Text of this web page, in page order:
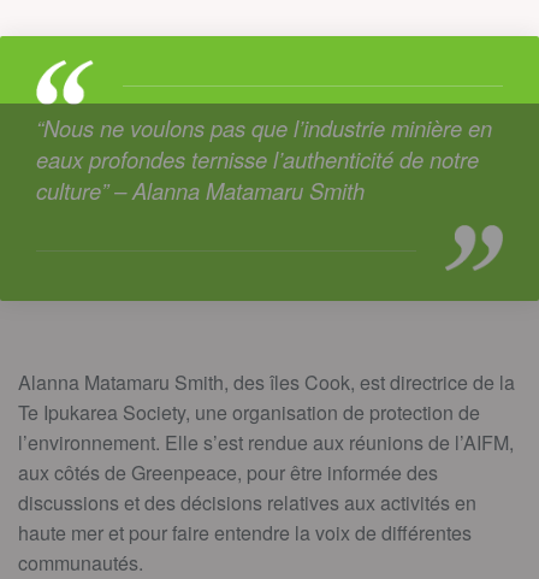
“Nous ne voulons pas que l’industrie minière en
eaux profondes ternisse l’authenticité de notre
culture” – Alanna Matamaru Smith
Alanna Matamaru Smith, des îles Cook, estdirectrice de la
Te Ipukarea Society, une organisation de protection de
l’environnement. Elle s’est rendue aux réunions de l’AIFM,
aux côtés de Greenpeace, pour être informée des
discussions et des décisions relatives aux activités en
haute mer et pour faire entendre la voix de différentes
communautés.